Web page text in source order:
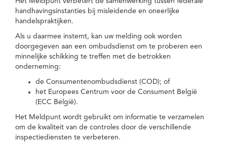
handhavingsinstanties bij misleidende en oneerlijke
handelspraktijken.
Als u daarmee instemt, kan uw melding ook worden
doorgegeven aan een ombudsdienst om te proberen een
minnelijke schikking te treffen met de betrokken
onderneming:
de Consumentenombudsdienst (COD); of
het Europees Centrum voor de Consument België
(ECC België).
Het Meldpunt wordt gebruikt om informatie te verzamelen
om de kwaliteit van de controles door de verschillende
inspectiediensten te verbeteren.